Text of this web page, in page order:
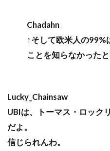
Chadahn
↑そして欧米人の
ことを知らなかったと
Lucky_Chainsaw
UBIは、トーマス・ロック
だよ。
信じられんわ。